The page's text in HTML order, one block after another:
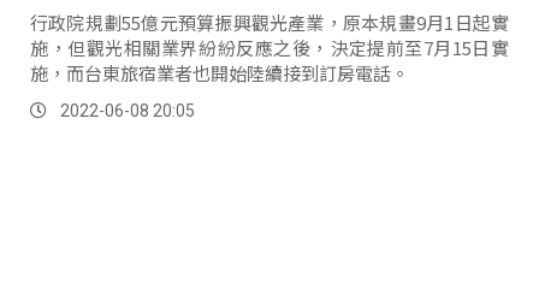
行政院規劃55億元預算振興觀光產業，原本規畫9月1日起實
施，但觀光相關業界紛紛反應之後，決定提前至7月15日實
施，而台東旅宿業者也開始陸續接到訂房電話。
2022-06-08 20:05